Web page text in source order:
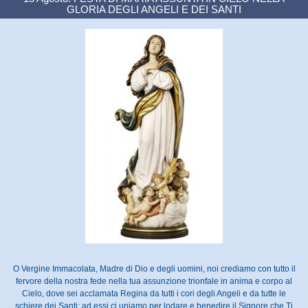
GLORIA DEGLI ANGELI E DEI SANTI
O Vergine Immacolata, Madre di Dio e degli uomini, noi crediamo con tutto il
fervore della nostra fede nella tua assunzione trionfale in anima e corpo al
Cielo, dove sei acclamata Regina da tutti i cori degli Angeli e da tutte le
schiere dei Santi; ad essi ci uniamo per lodare e benedire il Signore che Ti